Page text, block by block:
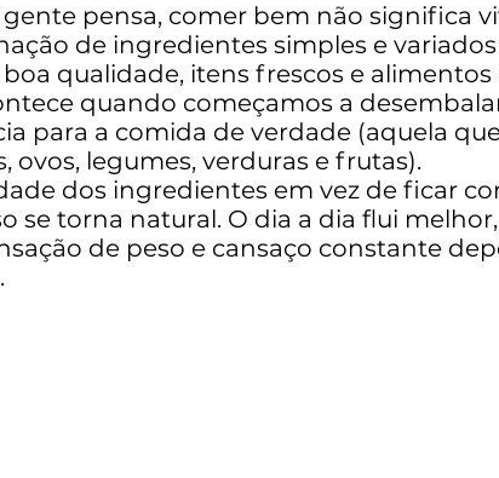
pensa, comer bem não significa
de ingredientes simples e
qualidade, itens frescos e
quando começamos a
para a comida de verdade (aquela
ovos, legumes, verduras e frutas).
dos ingredientes em vez de ficar
se torna natural. O dia a dia flui
de peso e cansaço constante